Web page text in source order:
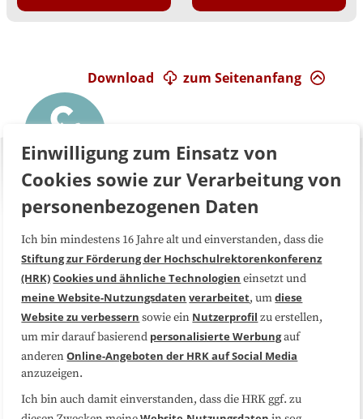
zum Seitenanfang
Download
Über uns FAQ
Medienarbeit Kooperationen
Datenschutzerklärung Impressum
Sitemap
Einwilligung zum Einsatz von
Cookies sowie zur Verarbeitung von
personenbezogenen Daten
Ich bin mindestens 16 Jahre alt und einverstanden, dass die
Stiftung zur Förderung der Hochschulrektorenkonferenz
(HRK)Cookies und ähnliche Technologien einsetzt und
meine Website-Nutzungsdaten verarbeitet, umdiese
Website zu verbessern sowie ein Nutzerprofil zu erstellen,
um mir darauf basierend personalisierte Werbungauf
anderenOnline-Angeboten der HRK auf Social Media
anzuzeigen.
Ich bin auch damit einverstanden, dass die HRK ggf. zu